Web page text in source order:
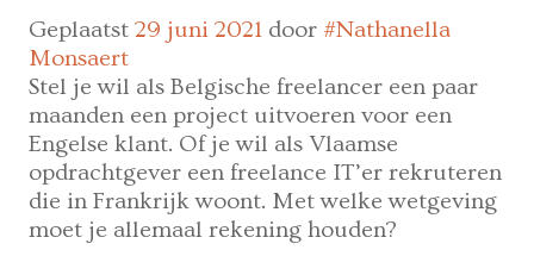
mei
Geplaatst 29 juni 2021 door #Nathanella
Monsaert
Stel je wil als Belgische freelancer een paar
maanden een project uitvoeren voor een
Engelse klant. Of je wil als Vlaamse
opdrachtgever een freelance IT’er rekruteren
die in Frankrijk woont. Met welke wetgeving
moet je allemaal rekening houden?